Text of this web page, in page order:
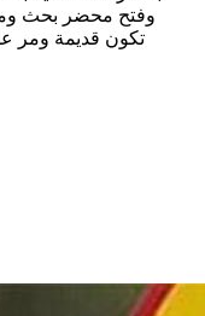
وفتح محضر بحث
تكون قديمة ومر